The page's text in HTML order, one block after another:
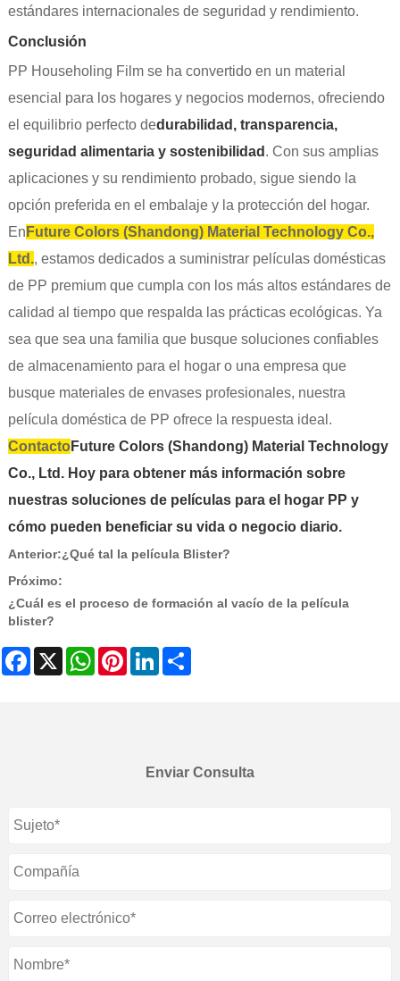
estándares internacionales de seguridad y rendimiento.
Conclusión
PP Householing Film se ha convertido en un material
esencial para los hogares y negocios modernos, ofreciendo
el equilibrio perfecto dedurabilidad, transparencia,
seguridad alimentaria y sostenibilidad . Con sus amplias
aplicaciones y su rendimiento probado, sigue siendo la
opción preferida en el embalaje y la protección del hogar.
En Future Colors (Shandong) Material Technology Co.,
Ltd., estamos dedicados a suministrar películas domésticas
de PP premium que cumpla con los más altos estándares de
calidad al tiempo que respalda las prácticas ecológicas. Ya
sea que sea una familia que busque soluciones confiables
de almacenamiento para el hogar o una empresa que
busque materiales de envases profesionales, nuestra
película doméstica de PP ofrece la respuesta ideal.
Contacto Future Colors (Shandong) Material Technology
Co., Ltd. Hoy para obtener más información sobre
nuestras soluciones de películas para el hogar PP y
cómo pueden beneficiar su vida o negocio diario.
Anterior:¿Qué tal la película Blister?
Próximo:
¿Cuál es el proceso de formación al vacío de la película
blister?
Facebook
X WhatsAppPinterestLinkedIn
Enviar Consulta